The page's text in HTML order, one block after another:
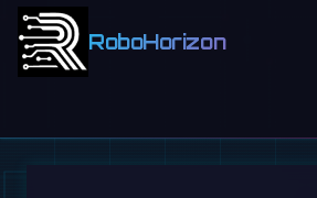
RoboHorizon